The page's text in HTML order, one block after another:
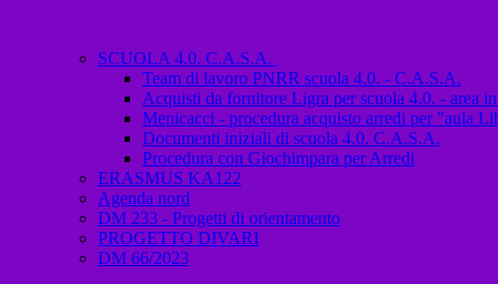
SCUOLA 4.0. C.A.S.A.
Team di lavoro PNRR scuola 4.0. - C.A.S.A.
Acquisti da fornitore Ligra per scuola 4.0. - area
Menicacci - procedura acquisto arredi per "aula
Documenti iniziali di scuola 4.0. C.A.S.A.
Procedura con Giochimpara per Arredi
ERASMUS KA122
Agenda nord
DM 233 - Progetti di orientamento
PROGETTO DIVARI
DM 66/2023